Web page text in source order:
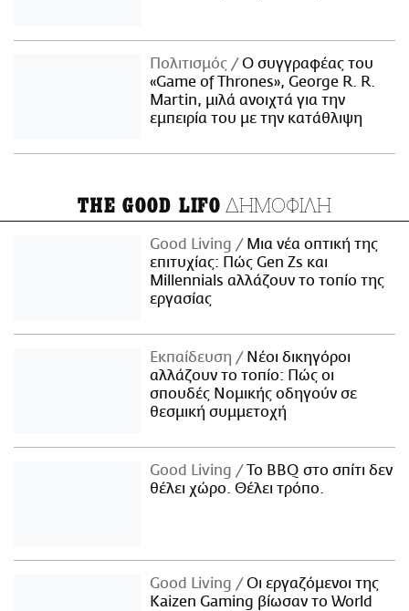
Πολιτισμός
Ο συγγραφέας του
«Game of Thrones», George R. R.
Martin, μιλά ανοιχτά για την
εμπειρία του με την κατάθλιψη
THE GOOD LIFO ΔΗΜΟΦΙΛΗ
Good Living
Μια νέα οπτική της
επιτυχίας: Πώς Gen Zs και
Millennials αλλάζουν το τοπίο της
εργασίας
Εκπαίδευση
Νέοι δικηγόροι
αλλάζουν το τοπίο: Πώς οι
σπουδές Νομικής οδηγούν σε
θεσμική συμμετοχή
Good Living
Το BBQ στο σπίτι δεν
θέλει χώρο. Θέλει τρόπο.
Good Living
Οι εργαζόμενοι της
Kaizen Gaming βίωσαν το World